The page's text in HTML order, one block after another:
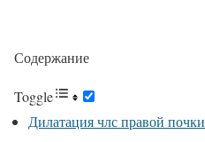
Содержание
Toggle
Дилатация члс правой